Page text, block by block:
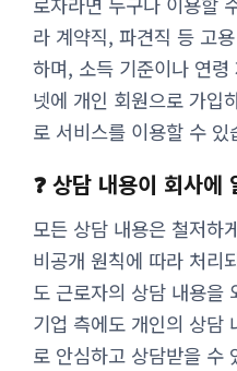
라 계약직, 파견직 등 고
하며, 소득 기준이나 연
넷에 개인 회원으로 가입
로 서비스를 이용할 수 있
❓ 상담 내용이 회사에
모든 상담 내용은 철저하
비공개 원칙에 따라 처리
도 근로자의 상담 내용을
기업 측에도 개인의 상담
로 안심하고 상담받을 수